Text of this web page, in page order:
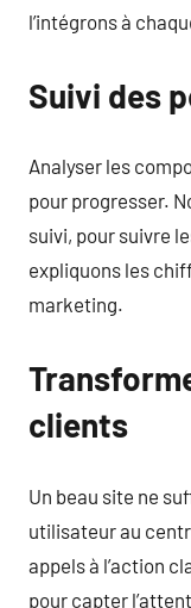
l’intégrons à
Suivi des
Analyser les
pour progresser.
suivi, pour suivre
expliquons les
marketing.
clients
Un beau site ne
utilisateur au
appels à l’action
pour capter